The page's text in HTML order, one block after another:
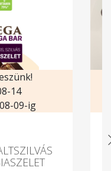
14
09-ig